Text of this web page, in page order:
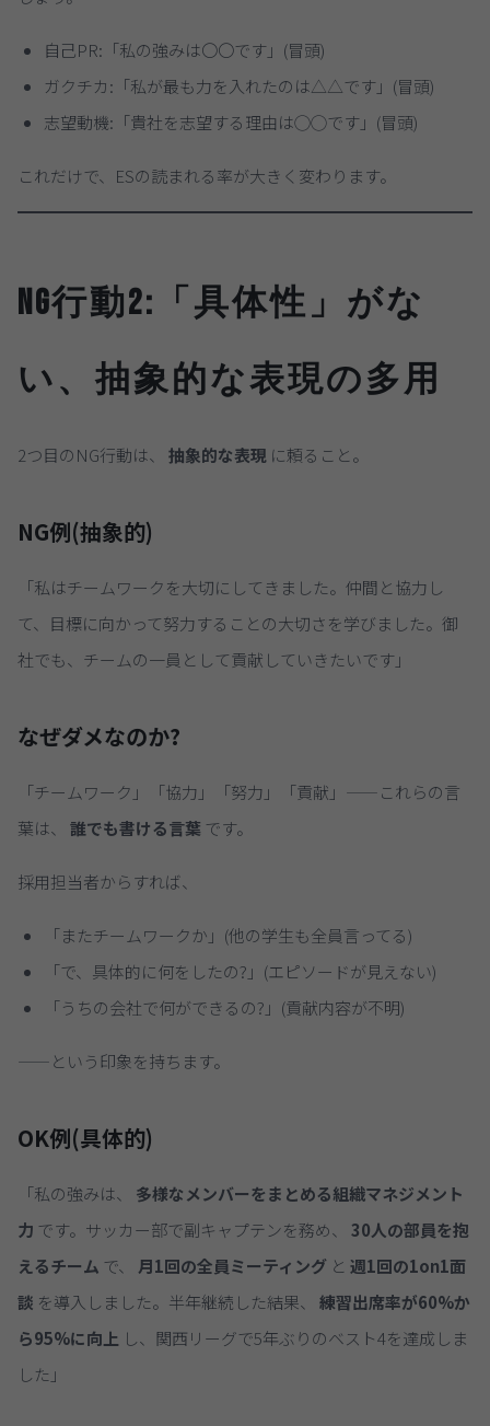
自己PR:「私の強みは〇〇です」(冒頭)
ガクチカ:「私が最も力を入れたのは△△です」(冒頭)
志望動機:「貴社を志望する理由は◯◯です」(冒頭)
これだけで、ESの読まれる率が大きく変わります。
NG行動2:「具体性」がな
い、抽象的な表現の多用
2つ目のNG行動は、 抽象的な表現 に頼ること。
NG例(抽象的)
「私はチームワークを大切にしてきました。仲間と協力し
て、目標に向かって努力することの大切さを学びました。御
社でも、チームの一員として貢献していきたいです」
なぜダメなのか?
「チームワーク」「協力」「努力」「貢献」——これらの言
葉は、 誰でも書ける言葉です。
採用担当者からすれば、
「またチームワークか」(他の学生も全員言ってる)
「で、具体的に何をしたの?」(エピソードが見えない)
「うちの会社で何ができるの?」(貢献内容が不明)
——という印象を持ちます。
OK例(具体的)
「私の強みは、 多様なメンバーをまとめる組織マネジメント
力 です。サッカー部で副キャプテンを務め、 30人の部員を抱
えるチーム で、 月1回の全員ミーティング と 週1回の1on1面
談 を導入しました。半年継続した結果、 練習出席率が60%か
ら95%に向上 し、関西リーグで5年ぶりのベスト4を達成しま
した」